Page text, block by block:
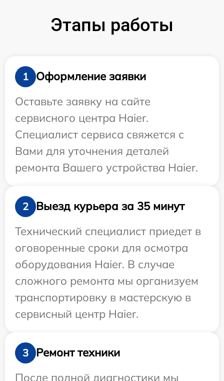
Этапы работы
1
Оформление заявки
Оставьте заявку на сайте
сервисного центра Haier.
Специалист сервиса свяжется с
Вами для уточнения деталей
ремонта Вашего устройства Haier.
2
Выезд курьера за 35 минут
Технический специалист приедет в
оговоренные сроки для осмотра
оборудования Haier. В случае
сложного ремонта мы организуем
транспортировку в мастерскую в
сервисный центр Haier.
3
Ремонт техники
После полной диагностики мы